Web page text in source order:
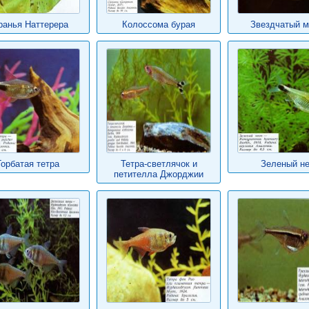
Наттерера Колоссома бурая Звездчатый
тетра
Тетра-светлячок и
петителла Джорджии
Зеленый